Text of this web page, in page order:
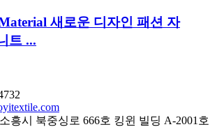
새로운 디자인 패션 자
트 ...
흥시 북중싱로 666호 킹윈 빌딩 A-2001호